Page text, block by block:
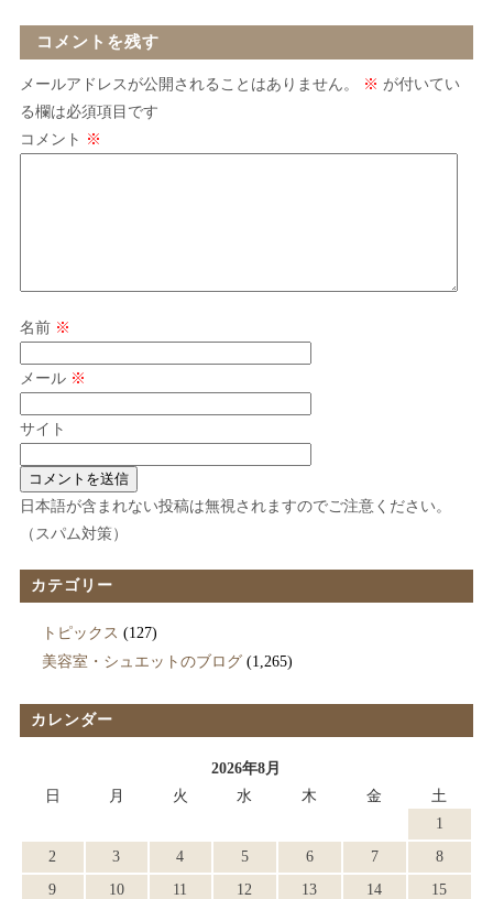
コメントを残す
メールアドレスが公開されることはありません。 ※ が付いてい
る欄は必須項目です
コメント ※
名前 ※
メール ※
サイト
日本語が含まれない投稿は無視されますのでご注意ください。
（スパム対策）
カテゴリー
トピックス (127)
美容室・シュエットのブログ(1,265)
カレンダー
2026年8月
日
月 火 水 木 金
土
1
2
3 4 5 6 7
8
9
10 11 12 13 14
15